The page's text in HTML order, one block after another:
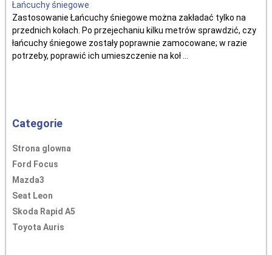
Łańcuchy śniegowe
Zastosowanie Łańcuchy śniegowe można zakładać tylko na
przednich kołach. Po przejechaniu kilku metrów sprawdzić, czy
łańcuchy śniegowe zostały poprawnie zamocowane; w razie
potrzeby, poprawić ich umieszczenie na koł ...
Categorie
Strona glowna
Ford Focus
Mazda3
Seat Leon
Skoda Rapid A5
Toyota Auris